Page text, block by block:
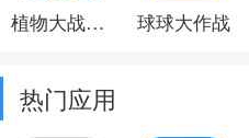
植物大战僵尸2 球球大作战
热门应用